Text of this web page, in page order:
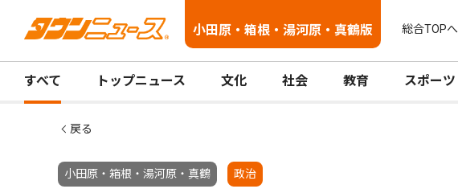
小田原・箱根・湯河原・真鶴版 総合TOPへ
すべて トップニュース 文化 社会 教育 スポーツ
戻る
小田原・箱根・湯河原・真鶴 政治